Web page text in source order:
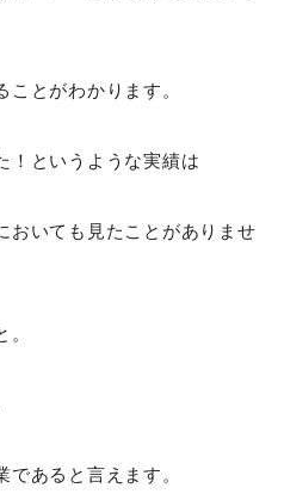
とがわかります。
！というような実績は
おいても見たことがありませ
あると言えます。